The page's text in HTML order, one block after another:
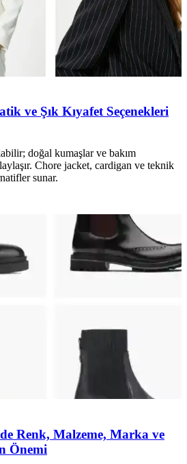
ve Şık Kıyafet Seçenekleri
doğal kumaşlar ve bakım
Chore jacket, cardigan ve teknik
sunar.
Renk, Malzeme, Marka ve
Önemi